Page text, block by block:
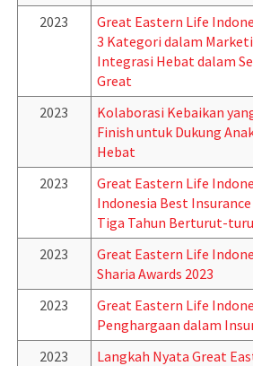
2023
Great Eastern Life
3 Kategori dalam
Integrasi Hebat dalam
Great
2023
Kolaborasi Kebaikan
Finish untuk Dukung
Hebat
2023
Great Eastern Life
Indonesia Best
Tiga Tahun Berturut-
2023
Great Eastern Life
Sharia Awards 2023
2023
Great Eastern Life
Penghargaan dalam
2023
Langkah Nyata Great